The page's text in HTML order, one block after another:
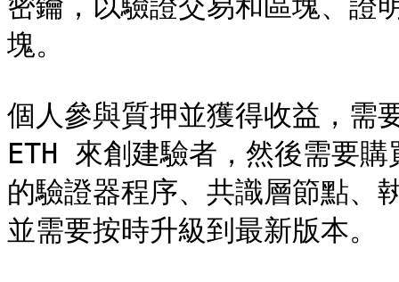
塊。
個人參與質押並獲得收益，需
ETH 來創建驗者，然後需要
的驗證器程序、共識層節點
並需要按時升級到最新版本。